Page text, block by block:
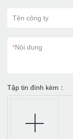
Tên công ty
*Nội dung
Tập tin đính kèm：